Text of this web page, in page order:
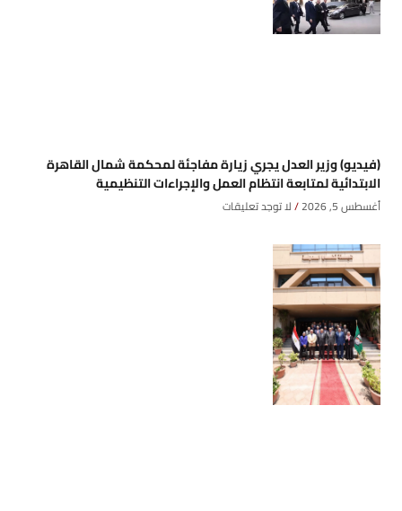
(فيديو) وزير العدل يجري زيارة مفاجئة لمحكمة شمال القاهرة
الابتدائية لمتابعة انتظام العمل والإجراءات التنظيمية
أغسطس 5, 2026 لا توجد تعليقات